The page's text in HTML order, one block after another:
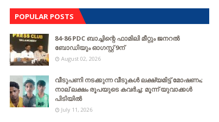
POPULAR POSTS
84-86 PDC ബാച്ചിന്റെ ഫാമിലി മീറ്റും ജനറൽ
ബോഡിയും ഓഗസ്റ്റ് 9ന്
August 02, 2026
വീടുപണി നടക്കുന്ന വീടുകൾ ലക്ഷ്യമിട്ട് മോഷണം;
നാല് ലക്ഷം രൂപയുടെ കവർച്ച: മൂന്ന് യുവാക്കൾ
പിടിയിൽ
July 11, 2026